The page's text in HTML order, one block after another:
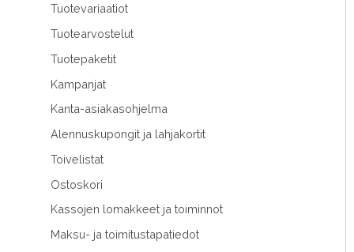
Tuotevariaatiot
Tuotearvostelut
Tuotepaketit
Kampanjat
Kanta-asiakasohjelma
Alennuskupongit ja lahjakortit
Toivelistat
Ostoskori
Kassojen lomakkeet ja toiminnot
Maksu- ja toimitustapatiedot